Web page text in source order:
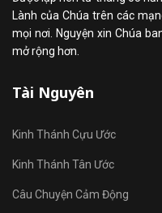
Lành của Chúa trên các
mọi nơi. Nguyện xin Chúa
mở rộng hơn.
Tài Nguyên
Kinh Thánh Cựu Ước
Kinh Thánh Tân Ước
Câu Chuyện Cảm Động